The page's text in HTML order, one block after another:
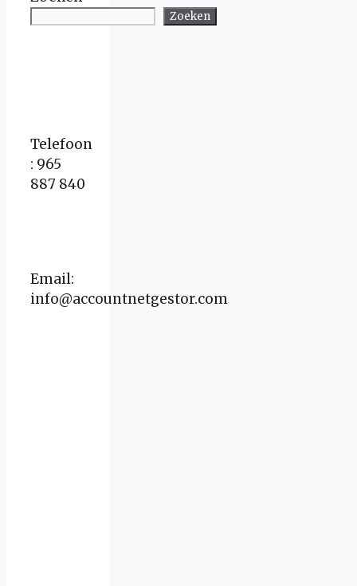
Zoeken
Telefoon
: 965
887 840
Email:
info@accountnetgestor.com